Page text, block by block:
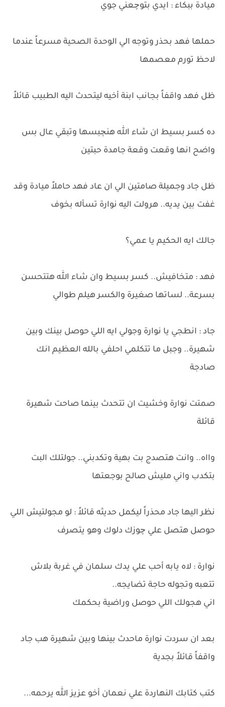
ميادة ببكاء : ايدي بتوچعني جوي
حملها فهد بحذر وتوجه الي الوحدة الصحية مسرعاً عندما
لاحظ تورم معصمها
ظل فهد واقفاً بجانب ابنة أخيه ليتحدث اليه الطبيب قائلاً
ده كسر بسيط ان شاء الله هنچبسها وتبقي عال بس
واضح انها وقعت وقعة جامدة حبتين
ظل جاد وجميلة صامتين الي ان عاد فهد حاملاً ميادة وقد
غفت بين يديه.. هرولت اليه نوارة تسأله بخوف
جالك ايه الحكيم يا عمي؟
فهد : متخافيش.. كسر بسيط وان شاء الله هتتحسن
بسرعة.. لساتها صغيرة والكسر هيلم طوالي
جاد : انطجي يا نوارة وجولي ايه اللي حوصل بينك وبين
شهيرة.. وجبل ما تتكلمي احلفي بالله العظيم انك
صادجة
صمتت نوارة وخشيت ان تتحدث بينما صاحت شهيرة
قائلة
وااه.. وانت هتصدج بت بهية وتكدبني.. جولتلك البت
بتكدب واني مليش صالح بوجعتها
نظر اليها جاد محذراً ليكمل حديثه قائلاً : لو مجولتيش اللي
حوصل هتصل علي چوزك دلوك وهو يتصرف
نوارة : لاه يابه أحب علي يدك سلمان في غربة بلاش
تتعبه وتجوله حاجة تضايجه..
اني هجولك اللي حوصل وراضية بحكمك
بعد ان سردت نوارة ماحدث بينها وبين شهيرة هب جاد
واقفاً قائلاً بجدية
كتب كتابك النهاردة علي نعمان أخو عزيز الله يرحمه...